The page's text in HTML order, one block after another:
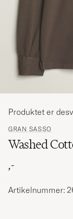
GRAN SASSO
Washed
,-
Produktet er
Artikelnummer: